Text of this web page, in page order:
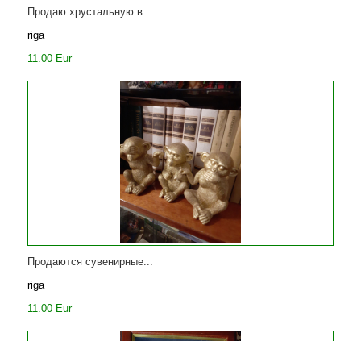
Продаю хрустальную в...
riga
11.00 Eur
Продаются сувенирные...
riga
11.00 Eur